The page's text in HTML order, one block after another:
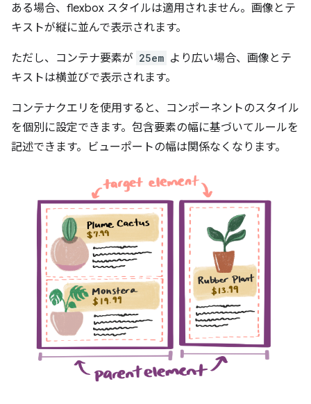
ある場合、flexbox スタイルは適用されません。画像とテ
キストが縦に並んで表示されます。
ただし、コンテナ要素が 25em より広い場合、画像とテ
キストは横並びで表示されます。
コンテナクエリを使用すると、コンポーネントのスタイル
を個別に設定できます。包含要素の幅に基づいてルールを
記述できます。ビューポートの幅は関係なくなります。